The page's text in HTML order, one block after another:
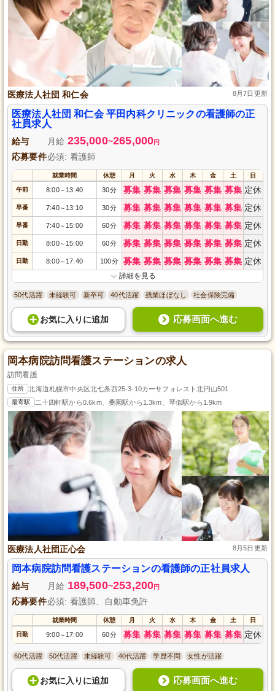
医療法人社団 和仁会 8月7日更新
医療法人社団 和仁会 平田内科クリニックの看護師の正
社員求人
給与 月給 235,000~265,000円
応募要件必須: 看護師
就業時間 休憩 月 火 水 木 金 土 日
午前 8:00～ 13:40 30分 募集 募集 募集 募集 募集 募集 定休
早番 7:40～ 13:10 30分 募集 募集 募集 募集 募集 募集 定休
早番 7:40～ 15:00 60分 募集 募集 募集 募集 募集 募集 定休
日勤 8:00～ 15:00 60分 募集 募集 募集 募集 募集 募集 定休
日勤 8:00～ 17:40 100分 募集 募集 募集 募集 募集 募集 定休
詳細を見る
50代活躍 未経験可 新卒可 40代活躍 残業ほぼなし 社会保険完備
お気に入り に追加 応募画面へ進む
岡本病院訪問看護ステーションの求人
訪問看護
住所 北海道札幌市中央区北七条西25-3-10カーサフォレスト北円山501
最寄駅 二十四軒駅から0.6km、桑園駅から1.3km、琴似駅から1.9km
医療法人社団正心会 8月5日更新
岡本病院訪問看護ステーションの看護師の正社員求人
給与 月給 189,500~253,200円
応募要件必須: 看護師、自動車免許
就業時間 休憩 月 火 水 木 金 土 日
日勤 9:00～ 17:00 60分 募集 募集 募集 募集 募集 募集 定休
60代活躍 50代活躍 未経験可 40代活躍 学歴不問 女性が活躍
お気に入り に追加 応募画面へ進む